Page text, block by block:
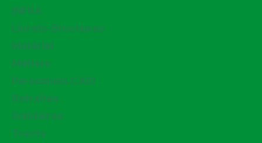
INFRA
Livrets-Brochures
Matériel
Métiers
Personnels CASI
Retraités
Solidaires
Tracts